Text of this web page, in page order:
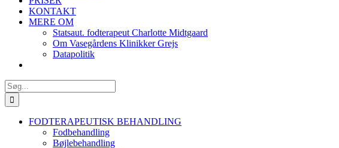
KONTAKT
MERE OM
Statsaut. fodterapeut Charlotte Midtgaard
Om Vasegårdens Klinikker Grejs
Datapolitik
Søg
efter:
FODTERAPEUTISK BEHANDLING
Fodbehandling
Bøjlebehandling